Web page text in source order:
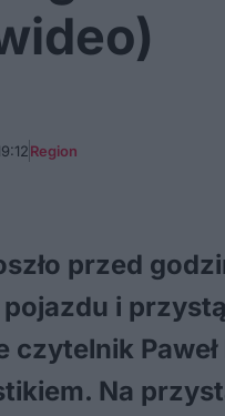
Region
przed
i
czytelnik
Na